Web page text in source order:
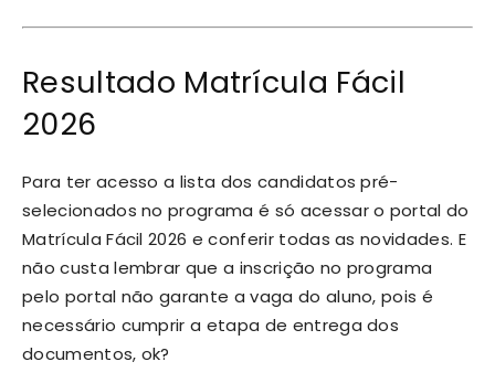
Resultado Matrícula Fácil
2026
Para ter acesso a lista dos candidatos pré-
selecionados no programa é só acessar o portal do
Matrícula Fácil 2026 e conferir todas as novidades. E
não custa lembrar que a inscrição no programa
pelo portal não garante a vaga do aluno, pois é
necessário cumprir a etapa de entrega dos
documentos, ok?